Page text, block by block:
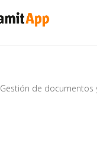
Gestión de documentos